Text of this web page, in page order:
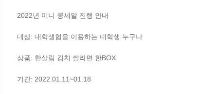
2022년 미니 콩세알 진행 안내
대상: 대학생협을 이용하는 대학생 누구나
상품: 한살림 김치 쌀라면 한BOX
기간: 2022.01.11~01.18